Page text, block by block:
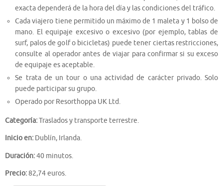
exacta dependerá de la hora del día y las condiciones del tráfico.
Cada viajero tiene permitido un máximo de 1 maleta y 1 bolso de
mano. El equipaje excesivo o excesivo (por ejemplo, tablas de
surf, palos de golf o bicicletas) puede tener ciertas restricciones,
consulte al operador antes de viajar para confirmar si su exceso
de equipaje es aceptable.
Se trata de un tour o una actividad de carácter privado. Solo
puede participar su grupo.
Operado por Resorthoppa UK Ltd.
Categoría:Traslados y transporte terrestre.
Inicio en: Dublín, Irlanda.
Duración:40 minutos.
Precio:82,74 euros.